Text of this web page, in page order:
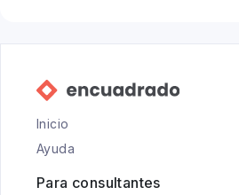
Inicio
Ayuda
Para consultantes